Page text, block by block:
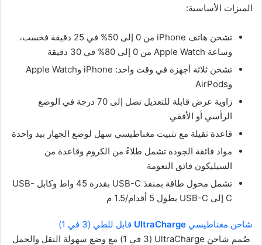
الميزات الأساسية:
تشحن هاتف iPhone من 0 إلى 50% في 25 دقيقة فحسب،
وساعة Apple Watch من 0 إلى 80% في 30 دقيقة
تشحن ثلاثة أجهزة في وقت واحد: iPhone وApple Watch
وAirPods
زاوية عرض قابلة للتعديل تصل إلى 70 درجة في الوضع
الرأسي أو الأفقي
قاعدة ثقيلة مع تثبيت مغناطيسي سهل لوضع الجهاز بيد واحدة
مواد فائقة الجودة تشمل طلاءً من الكروم وقاعدة من
السيليكون فائق النعومة
تشمل محول طاقة بمنفذ USB-C بقدرة 45 واط وكابل USB-
C إلى USB-C بطول 5 أقدام/1.5 م
شاحن مغناطيسي UltraCharge قابل للطي (3 في 1)
صُمم شاحن UltraCharge (3 في 1) مع وضع سهولة النقل والحمل